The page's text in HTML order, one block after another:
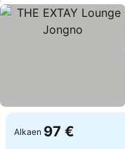
Alkaen 97 €